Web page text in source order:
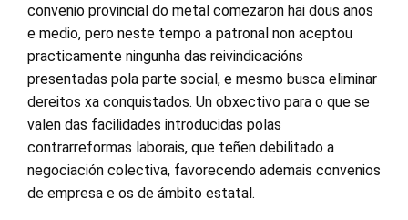
convenio provincial do metal comezaron hai dous anos
e medio, pero neste tempo a patronal non aceptou
practicamente ningunha das reivindicacións
presentadas pola parte social, e mesmo busca eliminar
dereitos xa conquistados. Un obxectivo para o que se
valen das facilidades introducidas polas
contrarreformas laborais, que teñen debilitado a
negociación colectiva, favorecendo ademais convenios
de empresa e os de ámbito estatal.